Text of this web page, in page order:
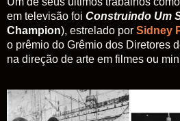
em televisão foi Construindo Um
Champion), estrelado por Sidney
o prêmio do Grêmio dos Diretores
na direção de arte em filmes ou